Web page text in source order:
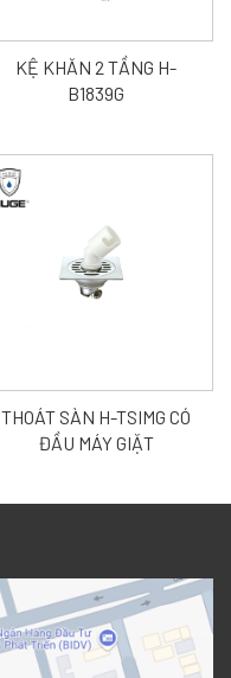
KỆ KHĂN 2 TẦNG H-
B1839G
THOÁT SÀN H-TSIMG CÓ
ĐẦU MÁY GIẶT